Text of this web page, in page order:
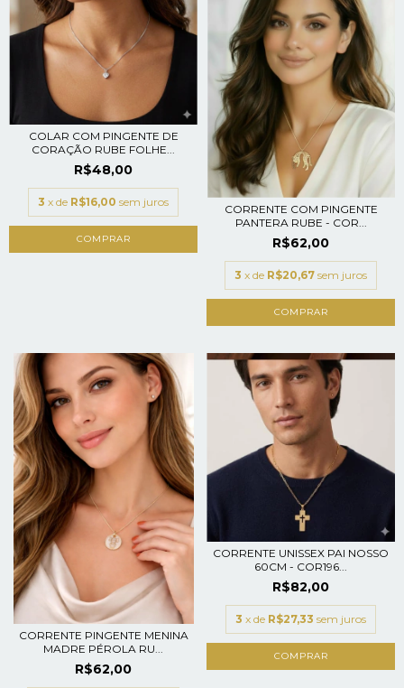
COLAR COM PINGENTE DE
CORAÇÃO RUBE FOLHE...
R$48,00
3 x de R$16,00 sem juros
CORRENTE COM PINGENTE
PANTERA RUBE - COR...
R$62,00
3 x de R$20,67 sem juros
CORRENTE PINGENTE MENINA
MADRE PÉROLA RU...
R$62,00
CORRENTE UNISSEX PAI NOSSO
60CM - COR196...
R$82,00
3 x de R$27,33 sem juros